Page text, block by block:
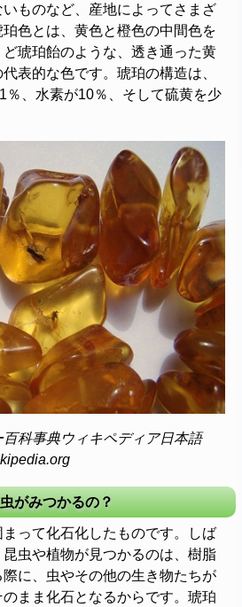
ものなど、産地によってさまざ
色とは、黄色と橙色の中間色を
琥珀飴のような、透き通った黄
表的な色です。琥珀の構造は、
％、水素が10％、そして硫黄を少
科事典ウィキペディア日本語
がみつかるの？
って化石化したものです。しば
虫や植物が見つかるのは、樹脂
に、虫やその他の生き物たちが
まま化石となるからです。琥珀